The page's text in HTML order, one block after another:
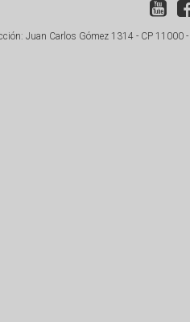
Juan Carlos Gómez 1314 - CP 11000 -